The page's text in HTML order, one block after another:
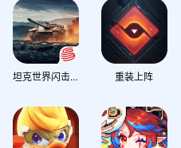
坦克世界闪击战 重装上阵